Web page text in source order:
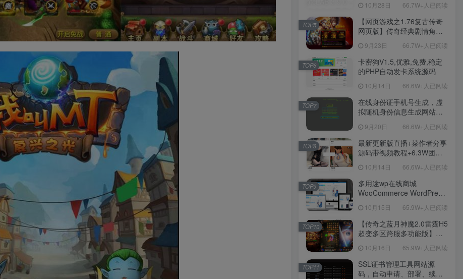
直冲网页后台-安卓苹果IOS
双端版本！
10月28日 66.7W+人已阅读
【网页游戏之1.76复古传奇
网页版】传奇经典剧情角色
扮演网页游戏-一键单机-打包
Win服务端源码视频架设教
程！
9月23日 66.7W+人已阅读
TOP5
卡密狗V1.5,优雅,免费,稳定
的PHP自动发卡系统源码
10月14日 66.6W+人已阅读
TOP6
在线身份证手机号生成，虚
拟随机身份信息生成网站源
9月20日 66.6W+人已阅读
TOP7
最新更新版直播+菜作者分享
源码带视频教程+6.3W团购
【源码+教程】
10月14日 66.6W+人已阅读
TOP8
多用途wp在线商城
WooCommerce WordPress
10月15日 65.9W+人已阅读
TOP9
【传奇之蓝月神魔2.0雷霆H5
超变多区跨服多功能版】三
理单机一键即玩镜像端-打包
Linux服务端源码-视频架设
教程
10月16日 65.9W+人已阅读
TOP10
SSL证书管理工具网站源
码，自动申请、部署、续期
TOP11